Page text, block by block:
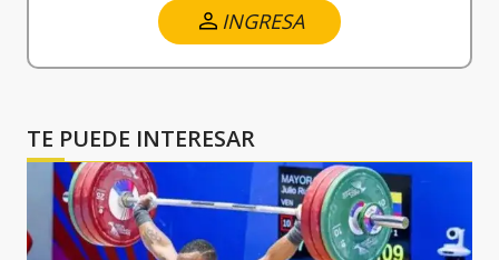
INGRESA
TE PUEDE INTERESAR